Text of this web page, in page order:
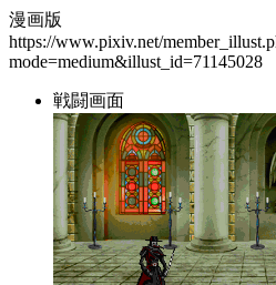
漫画版
https://www.pixiv.net/
mode=medium&illust_id=71145028
戦闘画面